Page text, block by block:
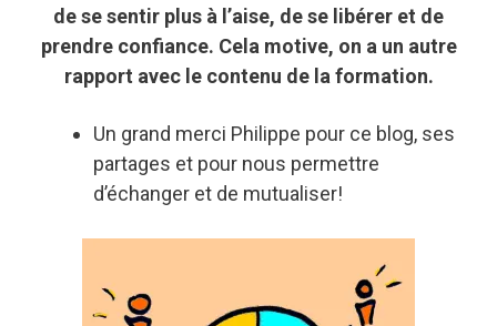
de se sentir plus à l’aise, de se libérer et de
prendre confiance. Cela motive, on a un autre
rapport avec le contenu de la formation.
Un grand merci Philippe pour ce blog, ses
partages et pour nous permettre
d’échanger et de mutualiser!